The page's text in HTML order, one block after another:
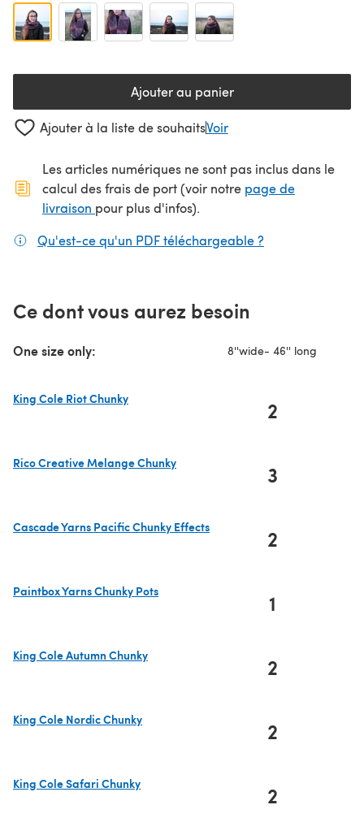
Ajouter au panier
Ajouter à la liste de souhaitsVoir
Les articles numériques ne sont pas inclus dans le
calcul des frais de port (voir notre page de
livraison (s'ouvre dans un nouvel onglet)
pour plus d'infos).
Qu'est-ce qu'un PDF téléchargeable ?
Ce dont vous aurez besoin
One size only: 8''wide- 46'' long
King Cole Riot Chunky
2
Rico Creative Melange Chunky
3
Cascade Yarns Pacific Chunky Effects
2
Paintbox Yarns Chunky Pots
1
King Cole Autumn Chunky
2
King Cole Nordic Chunky
2
King Cole Safari Chunky
2